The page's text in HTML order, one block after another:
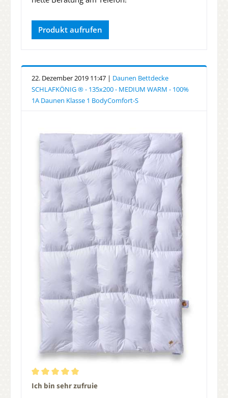
Produkt aufrufen
22. Dezember 2019 11:47 | Daunen Bettdecke
SCHLAFKÖNIG ® - 135x200 - MEDIUM WARM - 100%
1A Daunen Klasse 1 BodyComfort-S
Durchschnittliche Bewertung von 5 von 5 Sternen
Ich bin sehr zufruie